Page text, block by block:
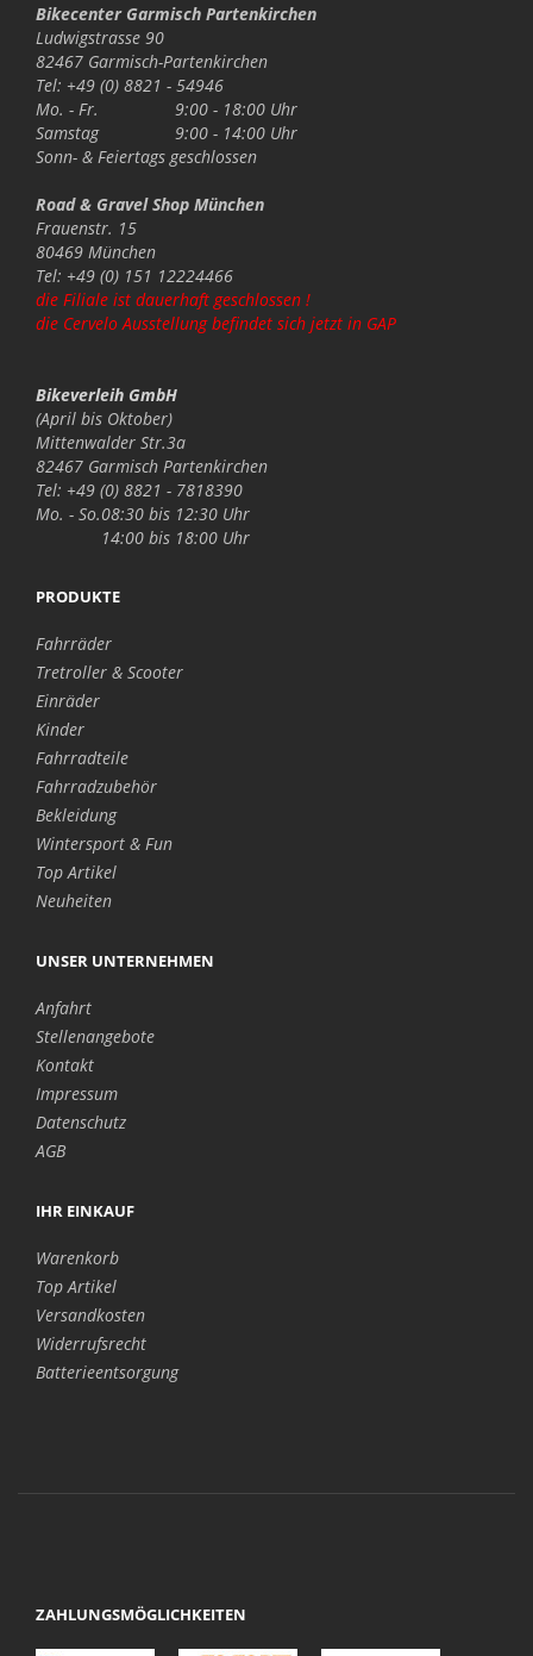
Bikecenter Garmisch Partenkirchen
Ludwigstrasse 90
82467 Garmisch-Partenkirchen
Tel: +49 (0) 8821 - 54946
Mo. - Fr.
9:00 - 18:00 Uhr
Samstag
9:00 - 14:00 Uhr
Sonn- & Feiertags geschlossen
Road & Gravel Shop München
Frauenstr. 15
80469 München
Tel: +49 (0) 151 12224466
die Filiale ist dauerhaft geschlossen !
die Cervelo Ausstellung befindet sich jetzt in GAP
Bikeverleih GmbH
(April bis Oktober)
Mittenwalder Str.3a
82467 Garmisch Partenkirchen
Tel: +49 (0) 8821 - 7818390
Mo. - So.08:30 bis 12:30 Uhr
14:00 bis 18:00 Uhr
PRODUKTE
Fahrräder
Tretroller & Scooter
Einräder
Kinder
Fahrradteile
Fahrradzubehör
Bekleidung
Wintersport & Fun
Top Artikel
Neuheiten
UNSER UNTERNEHMEN
Anfahrt
Stellenangebote
Kontakt
Impressum
Datenschutz
AGB
IHR EINKAUF
Warenkorb
Top Artikel
Versandkosten
Widerrufsrecht
Batterieentsorgung
ZAHLUNGSMÖGLICHKEITEN